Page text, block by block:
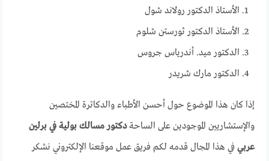
الأستاذ الدكتور رولاند شول
الأستاذ الدكتور ثورستن شلوم
الدكتور ميد. أندرياس جروس
الدكتور مارك شريدر
إذا كان هذا الموضوع حول أحسن الأطباء والدكاترة المختصين
والإستشاريين الموجودين على الساحةدكتور مسالك بولية في برلين
عربي في هذا المجال قدمه لكم فريق عمل موقعنا الإلكتروني نشكر